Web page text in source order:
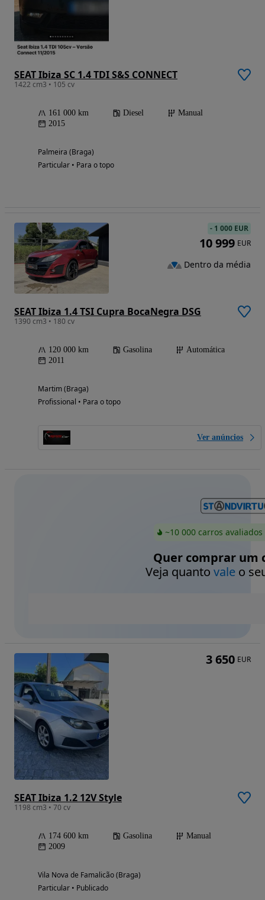
SEAT Ibiza SC 1.4 TDI S&S CONNECT
1422 cm3 • 105 cv
161 000 km Diesel
Manual
2015
Palmeira (Braga)
Particular • Para o topo
SEAT Ibiza 1.4 TSI Cupra BocaNegra DSG
1390 cm3 • 180 cv
120 000 km Gasolina
Automática
2011
Martim (Braga)
Profissional • Para o topo
Ver anúncios
- 1 000 EUR
10 999 EUR
Dentro da média
~10 000 carros
Quer comprar um
Veja quanto valeo
SEAT Ibiza 1.2 12V Style
1198 cm3 • 70 cv
174 600 km Gasolina
Manual
2009
Vila Nova de Famalicão (Braga)
Particular • Publicado
3 650 EUR